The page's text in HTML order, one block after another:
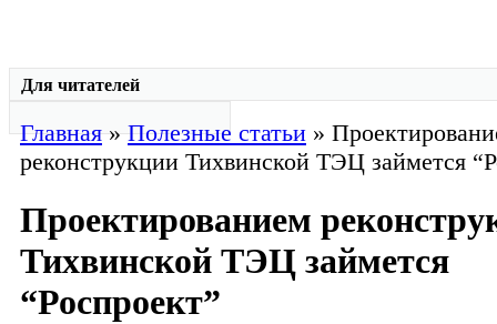
Для читателей
Главная»Полезные статьи »
реконструкции Тихвинской ТЭЦ займется
Проектированием
Тихвинской ТЭЦ займется
“Роспроект”